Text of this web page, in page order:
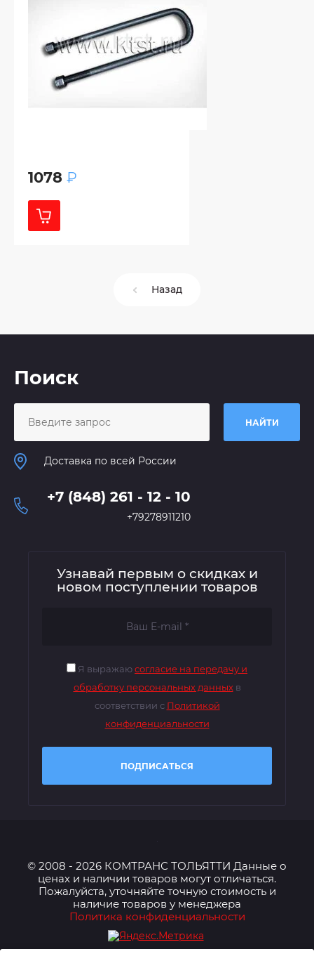
1078 ₽
Назад
Поиск
НАЙТИ
+7 (848) 261 - 12 - 10
+79278911210
Доставка по всей России
Узнавай первым о скидках и
новом поступлении товаров
Я выражаюсогласие на передачу и
обработку персональных данныхв
соответствии с Политикой
конфиденциальности
ПОДПИСАТЬСЯ
© 2008 - 2026 КОМТРАНС ТОЛЬЯТТИ Данные о
ценах и наличии товаров могут отличаться.
Пожалуйста, уточняйте точную стоимость и
наличие товаров у менеджера
Политика конфиденциальности